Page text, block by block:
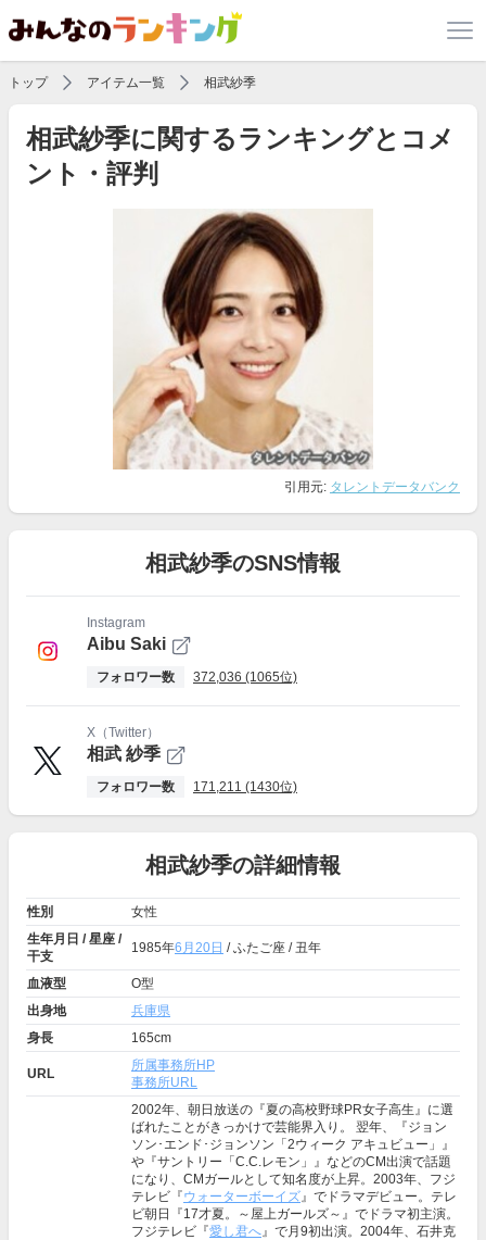
トップ アイテム一覧 相武紗季
相武紗季に関するランキングとコメ
ント・評判
引用元: タレントデータバンク
相武紗季のSNS情報
Instagram
Aibu Saki
フォロワー数 372,036 (1065位)
X（Twitter）
相武 紗季
フォロワー数 171,211 (1430位)
相武紗季の詳細情報
性別
女性
生年月日 / 星座 /
干支
1985年6月20日 / ふたご座 / 丑年
血液型
O型
出身地
兵庫県
身長
165cm
URL
所属事務所HP
事務所URL
2002年、朝日放送の『夏の高校野球PR女子高生』に選
ばれたことがきっかけで芸能界入り。 翌年、『ジョン
ソン･エンド･ジョンソン「2ウィーク アキュビュー」』
や『サントリー「C.C.レモン」』などのCM出演で話題
になり、CMガールとして知名度が上昇。2003年、フジ
テレビ『ウォーターボーイズ』でドラマデビュー。テレ
ビ朝日『17才夏。～屋上ガールズ～』でドラマ初主演。
フジテレビ『愛し君へ』で月9初出演。2004年、石井克